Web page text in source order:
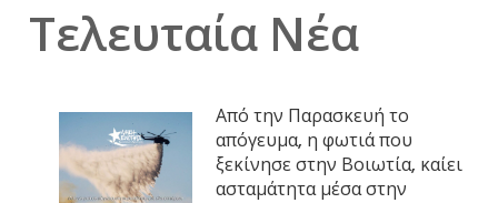
Τελευταία Νέα
Από την Παρασκευή το
απόγευμα, η φωτιά που
ξεκίνησε στην Βοιωτία, καίει
ασταμάτητα μέσα στην